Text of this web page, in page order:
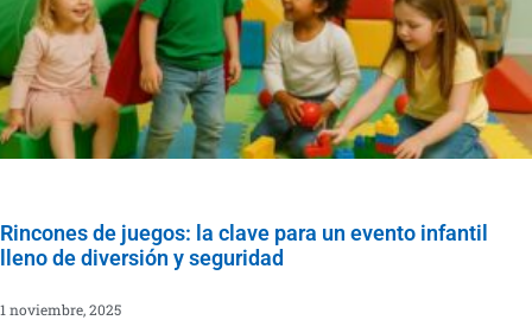
Rincones de juegos: la clave para un evento infantil
lleno de diversión y seguridad
1 noviembre, 2025